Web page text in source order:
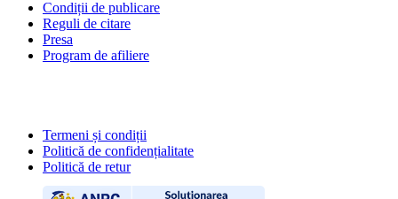
Condiții de publicare
Reguli de citare
Presa
Program de afiliere
Termeni și condiții
Politică de confidențialitate
Politică de retur